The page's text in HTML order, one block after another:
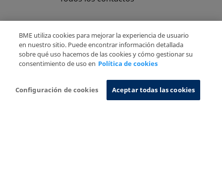
Copyright Ⓒ BME 2026
Aviso Legal
Sistema de Información
BME utiliza cookies para mejorar la experiencia de usuario
en nuestro sitio. Puede encontrar información detallada
sobre qué uso hacemos de las cookies y cómo gestionar su
consentimiento de uso en Política de cookies
Configuración de cookies Aceptar todas las cookies